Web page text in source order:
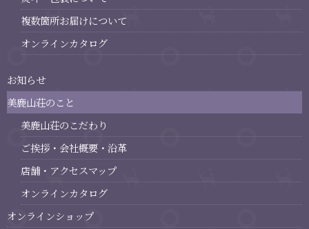
複数箇所お届けについて
オンラインカタログ
お知らせ
美鹿山荘のこと
美鹿山荘のこだわり
ご挨拶・会社概要・沿革
店舗・アクセスマップ
オンラインカタログ
オンラインショップ